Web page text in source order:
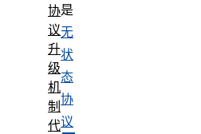
是
无
状
态
协
议
协
议
升
级
机
制
代